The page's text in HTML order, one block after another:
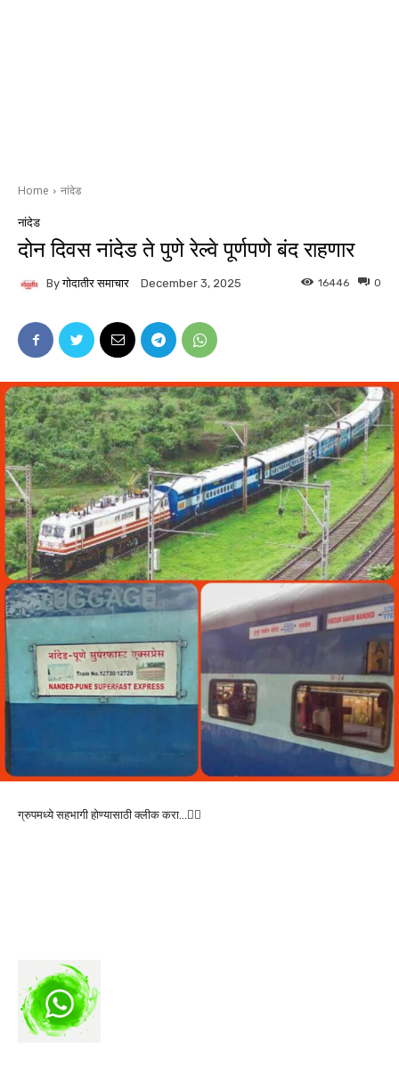
Home नांदेड
नांदेड
दोन दिवस नांदेड ते पुणे रेल्वे पूर्णपणे बंद राहणार
By गोदातीर समाचार December 3, 2025 0
16446
ग्रुपमध्ये सहभागी होण्यासाठी क्लीक करा…👆🏻